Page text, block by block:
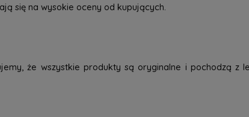
się na wysokie oceny od kupujących.
że wszystkie produkty są oryginalne i pochodzą z